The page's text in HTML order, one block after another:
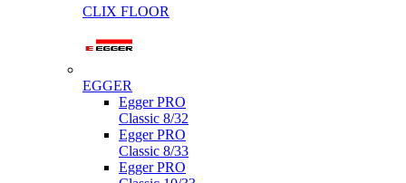
CLIX FLOOR
EGGER
Egger PRO
Classic 8/32
Egger PRO
Classic 8/33
Egger PRO